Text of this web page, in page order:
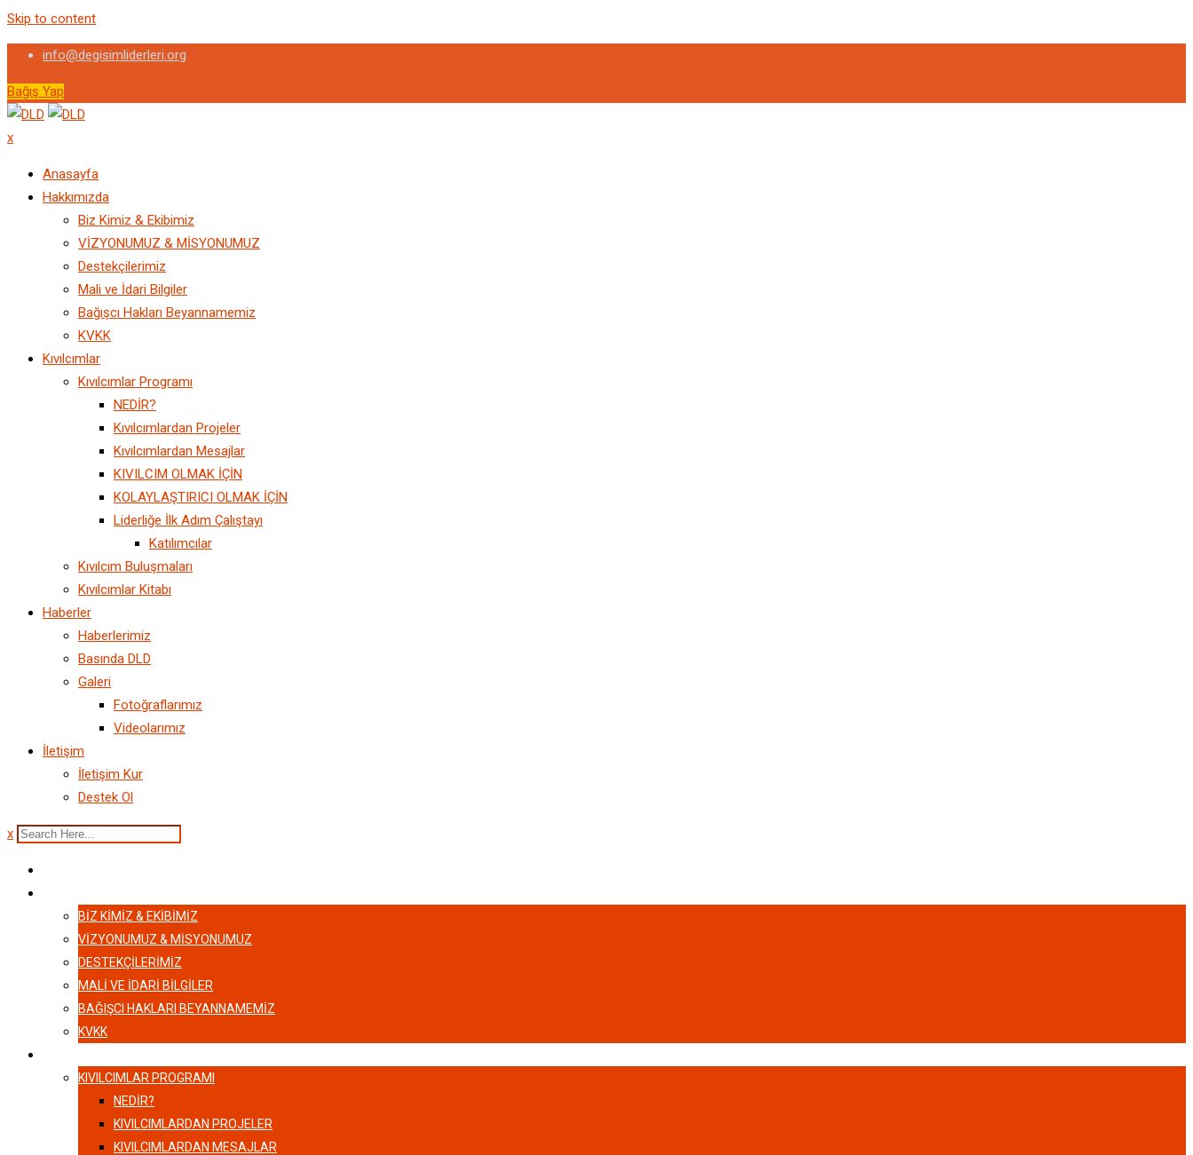
Skip to content
info@degisimliderleri.org
Bağış Yap
x
Anasayfa
Hakkımızda
Biz Kimiz & Ekibimiz
VİZYONUMUZ & MİSYONUMUZ
Destekçilerimiz
Mali ve İdari Bilgiler
Bağışcı Hakları Beyannamemiz
KVKK
Kıvılcımlar
Kıvılcımlar Programı
NEDİR?
Kıvılcımlardan Projeler
Kıvılcımlardan Mesajlar
KIVILCIM OLMAK İÇİN
KOLAYLAŞTIRICI OLMAK İÇİN
Liderliğe İlk Adım Çalıştayı
Katılımcılar
Kıvılcım Buluşmaları
Kıvılcımlar Kitabı
Haberler
Haberlerimiz
Basında DLD
Galeri
Fotoğraflarımız
Videolarımız
İletişim
İletişim Kur
Destek Ol
x
BIZ KIMIZ & EKIBIMIZ
VİZYONUMUZ & MİSYONUMUZ
DESTEKÇILERIMIZ
MALI VE İDARI BILGILER
BAĞIŞCI HAKLARI BEYANNAMEMIZ
KVKK
KIVILCIMLAR PROGRAMI
NEDİR?
KIVILCIMLARDAN PROJELER
KIVILCIMLARDAN MESAJLAR